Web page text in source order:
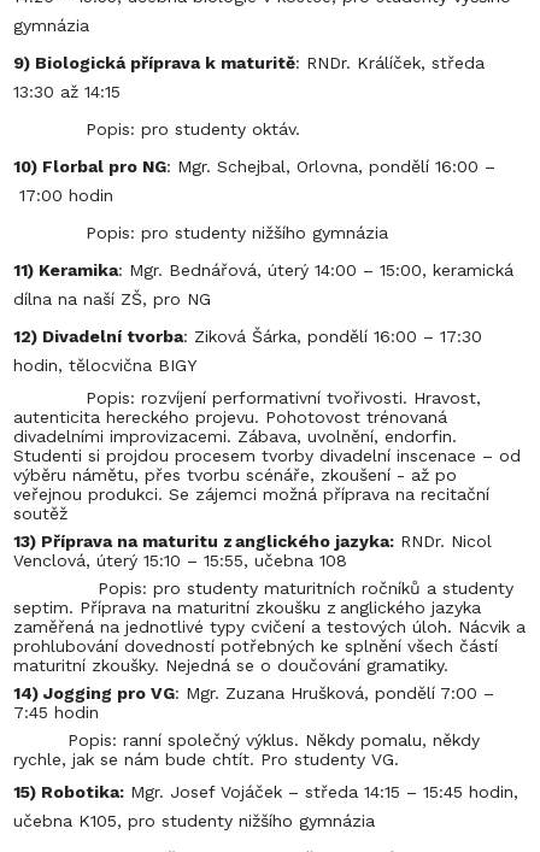
gymnázia
9) Biologická příprava k maturitě: RNDr. Králíček, středa
13:30 až 14:15
Popis: pro studenty oktáv.
10) Florbal pro NG: Mgr. Schejbal, Orlovna, pondělí 16:00 –
17:00 hodin
Popis: pro studenty nižšího gymnázia
11) Keramika: Mgr. Bednářová, úterý 14:00 – 15:00, keramická
dílna na naší ZŠ, pro NG
12) Divadelní tvorba: Ziková Šárka, pondělí 16:00 – 17:30
hodin, tělocvična BIGY
Popis: rozvíjení performativní tvořivosti. Hravost,
autenticita hereckého projevu. Pohotovost trénovaná
divadelními improvizacemi. Zábava, uvolnění, endorfin.
Studenti si projdou procesem tvorby divadelní inscenace – od
výběru námětu, přes tvorbu scénáře, zkoušení - až po
veřejnou produkci. Se zájemci možná příprava na recitační
soutěž
13) Příprava na maturitu z anglického jazyka:RNDr. Nicol
Venclová, úterý 15:10 – 15:55, učebna 108
Popis: pro studenty maturitních ročníků a studenty
septim. Příprava na maturitní zkoušku z anglického jazyka
zaměřená na jednotlivé typy cvičení a testových úloh. Nácvik a
prohlubování dovedností potřebných ke splnění všech částí
maturitní zkoušky. Nejedná se o doučování gramatiky.
14) Jogging pro VG: Mgr. Zuzana Hrušková, pondělí 7:00 –
7:45 hodin
Popis: ranní společný výklus. Někdy pomalu, někdy
rychle, jak se nám bude chtít. Pro studenty VG.
15) Robotika:Mgr. Josef Vojáček – středa 14:15 – 15:45 hodin,
učebna K105, pro studenty nižšího gymnázia